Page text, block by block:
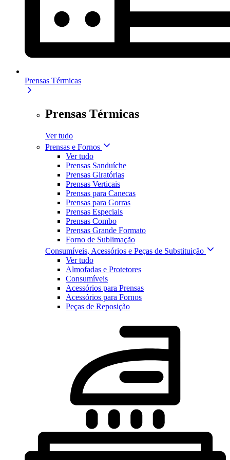
Prensas Térmicas
Prensas Térmicas
Ver tudo
Prensas e Fornos
Ver tudo
Prensas Sanduíche
Prensas Giratórias
Prensas Verticais
Prensas para Canecas
Prensas para Gorras
Prensas Especiais
Prensas Combo
Prensas Grande Formato
Forno de Sublimação
Consumíveis, Acessórios e Peças de Substituição
Ver tudo
Almofadas e Protetores
Consumíveis
Acessórios para Prensas
Acessórios para Fornos
Peças de Reposição